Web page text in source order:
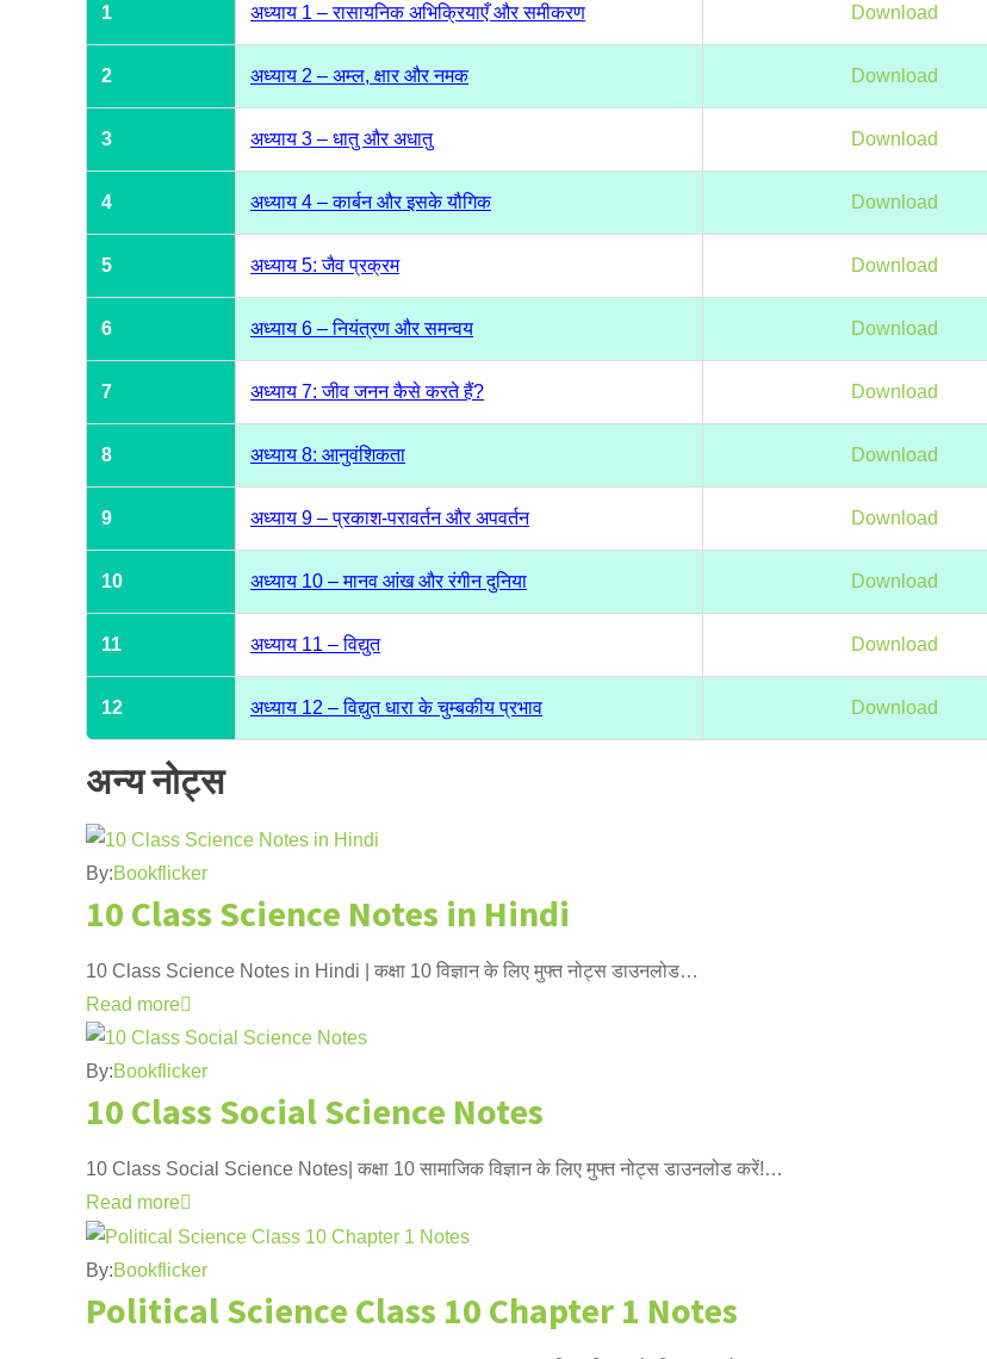
1 अध्याय 1 – रासायनिक अभिक्रियाएँ और समीकरण Download
2 अध्याय 2 – अम्ल, क्षार और नमक Download
3 अध्याय 3 – धातु और अधातु Download
4 अध्याय 4 – कार्बन और इसके यौगिक Download
5 अध्याय 5: जैव प्रक्रम Download
6 अध्याय 6 – नियंत्रण और समन्वय Download
7 अध्याय 7: जीव जनन कैसे करते हैं? Download
8 अध्याय 8: आनुवंशिकता Download
9 अध्याय 9 – प्रकाश-परावर्तन और अपवर्तन Download
10 अध्याय 10 – मानव आंख और रंगीन दुनिया Download
11 अध्याय 11 – विद्युत Download
12 अध्याय 12 – विद्युत धारा के चुम्बकीय प्रभाव Download
अन्य नोट्स
By:Bookflicker
10 Class Science Notes in Hindi
10 Class Science Notes in Hindi | कक्षा 10 विज्ञान के लिए मुफ्त नोट्स डाउनलोड…
Read more
By:Bookflicker
10 Class Social Science Notes
10 Class Social Science Notes| कक्षा 10 सामाजिक विज्ञान के लिए मुफ्त नोट्स डाउनलोड करें!…
Read more
By:Bookflicker
Political Science Class 10 Chapter 1 Notes